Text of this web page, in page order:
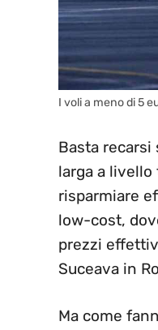
I voli a meno di 5
Basta recarsi
larga a
risparmiare
low-cost,
prezzi
Suceava in
Ma come